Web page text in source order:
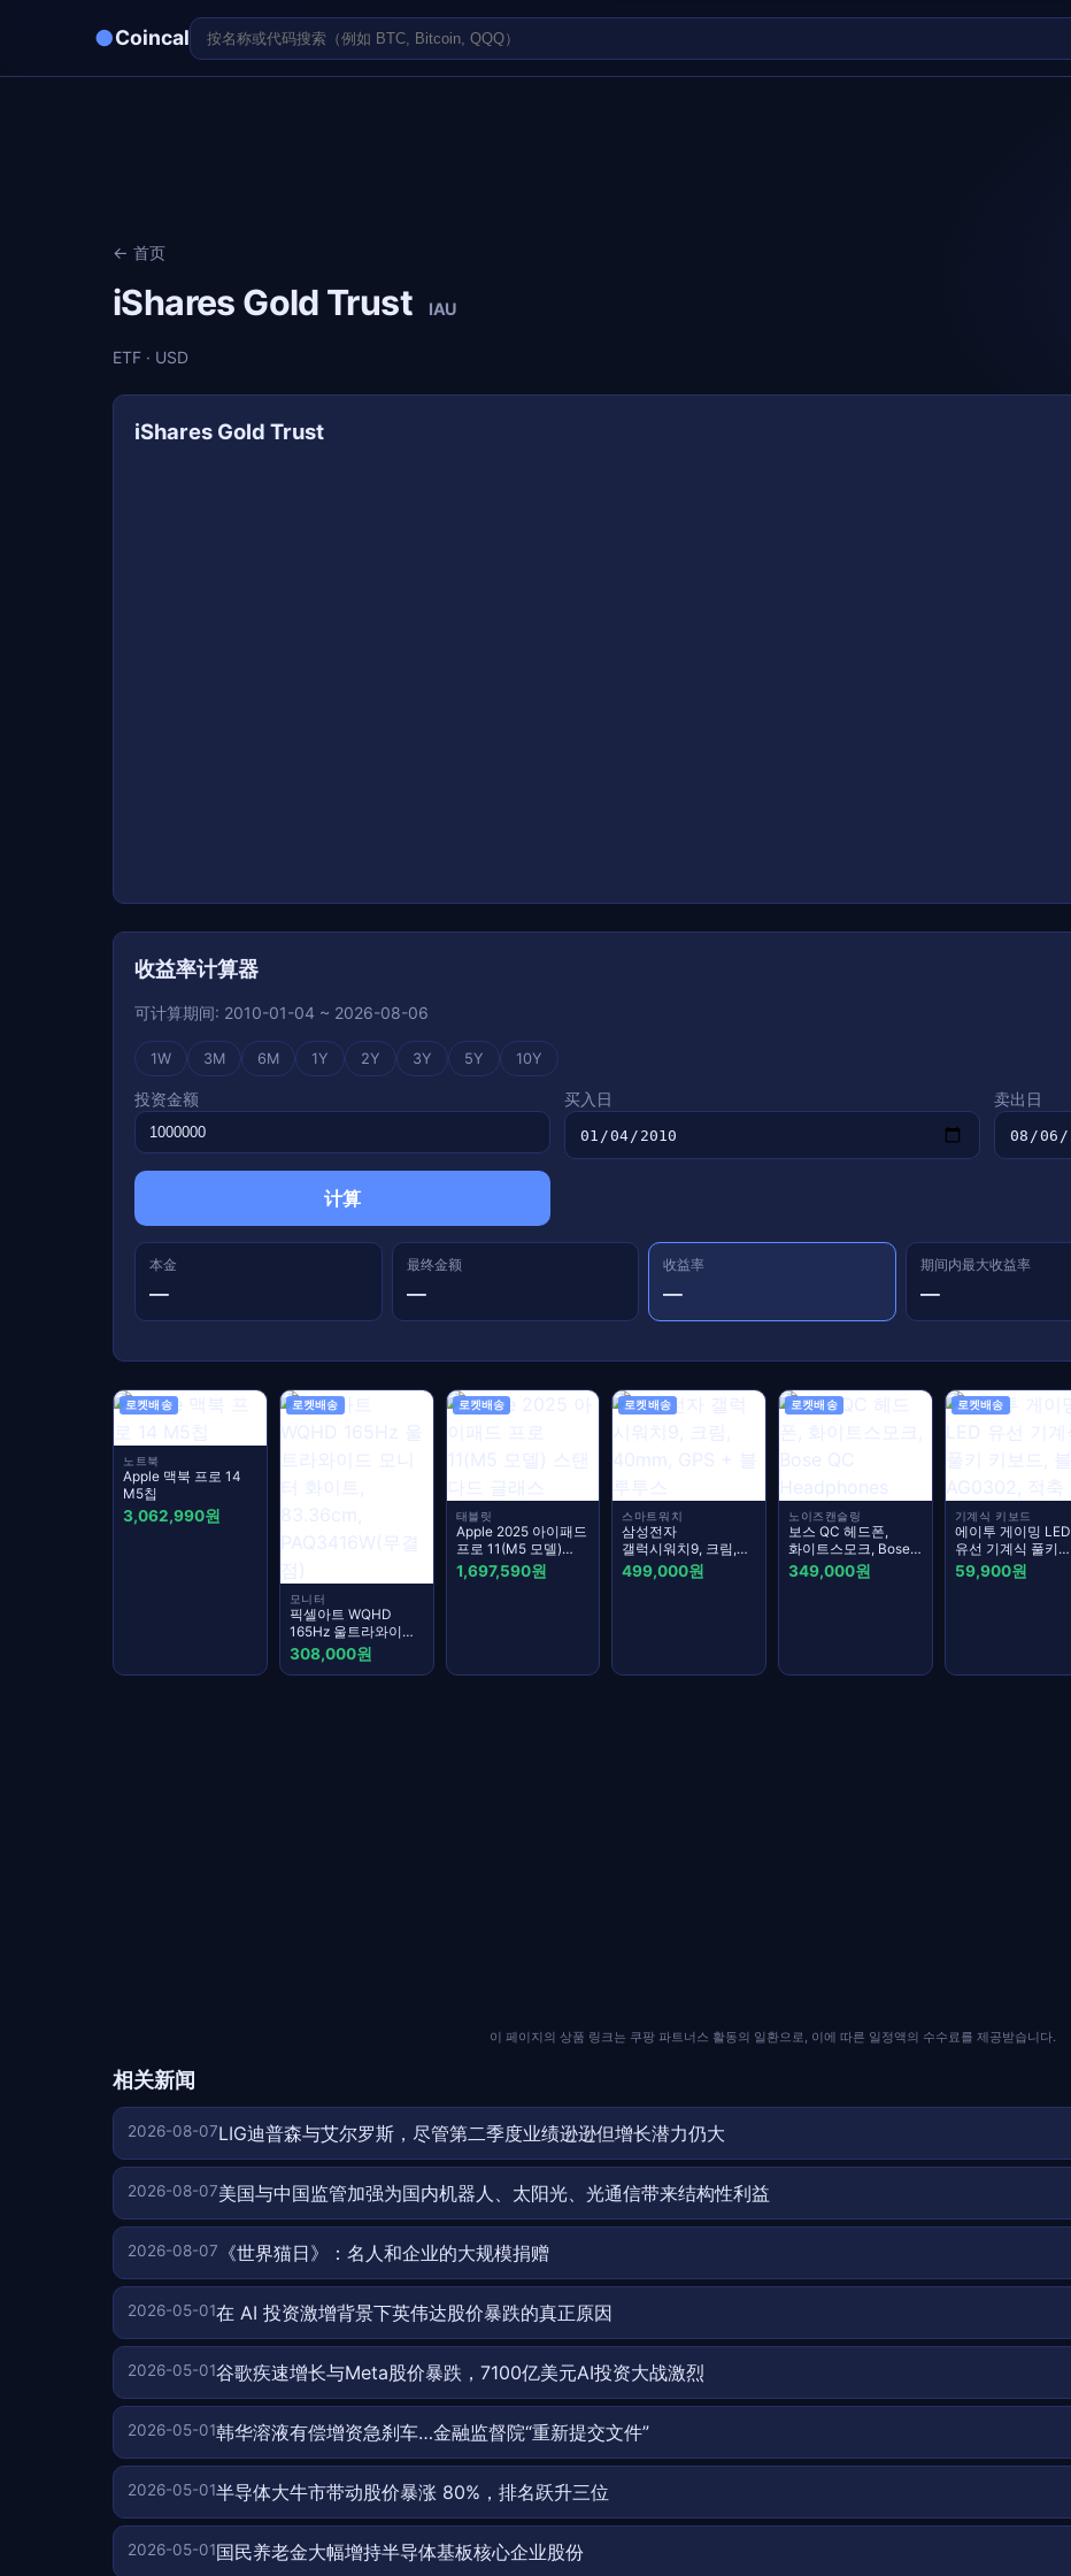
●Coincal
← 首页
iShares Gold Trust IAU
ETF · USD
iShares Gold Trust
收益率计算器
可计算期间: 2010-01-04 ~ 2026-08-06
1W 3M 6M 1Y 2Y 3Y 5Y 10Y
投资金额 买入日 卖出日
计算
本金
—
最终金额
—
收益率
—
期间内最大收益率
—
로켓배송
노트북
Apple 맥북 프로 14
M5칩
3,062,990원
로켓배송
모니터
픽셀아트 WQHD
165Hz 울트라와이드
모니터 화이트,
83.36cm,
308,000원
로켓배송
태블릿
Apple 2025 아이패드
프로 11(M5 모델)
스탠다드 글래스
1,697,590원
로켓배송
스마트워치
삼성전자
갤럭시워치9, 크림,
40mm, GPS +
블루투스
499,000원
로켓배송
노이즈캔슬링
보스 QC 헤드폰,
화이트스모크, Bose
QC Headphones
349,000원
로켓배송
기계식 키보드
에이투 게이밍 LED
유선 기계식 풀키
키보드, 블랙,
AG0302, 적축
59,900원
이 페이지의 상품 링크는 쿠팡 파트너스 활동의 일환으로, 이에 따른 일정액의 수수료를 제공받습니다.
相关新闻
2026-08-07LIG迪普森与艾尔罗斯，尽管第二季度业绩逊逊但增长潜力仍大
2026-08-07美国与中国监管加强为国内机器人、太阳光、光通信带来结构性利益
2026-08-07 《世界猫日》：名人和企业的大规模捐赠
2026-05-01在 AI 投资激增背景下英伟达股价暴跌的真正原因
2026-05-01谷歌疾速增长与Meta股价暴跌，7100亿美元AI投资大战激烈
2026-05-01韩华溶液有偿增资急刹车…金融监督院“重新提交文件”
2026-05-01半导体大牛市带动股价暴涨 80%，排名跃升三位
2026-05-01国民养老金大幅增持半导体基板核心企业股份